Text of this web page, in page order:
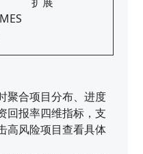
聚合项目分布、进度
回报率四维指标，支
高风险项目查看具体